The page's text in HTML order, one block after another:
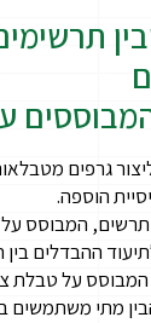
גרפים
הוספה.
המבוסס
ההבדלים
המבוסס על טבלת
מתי משתמשים